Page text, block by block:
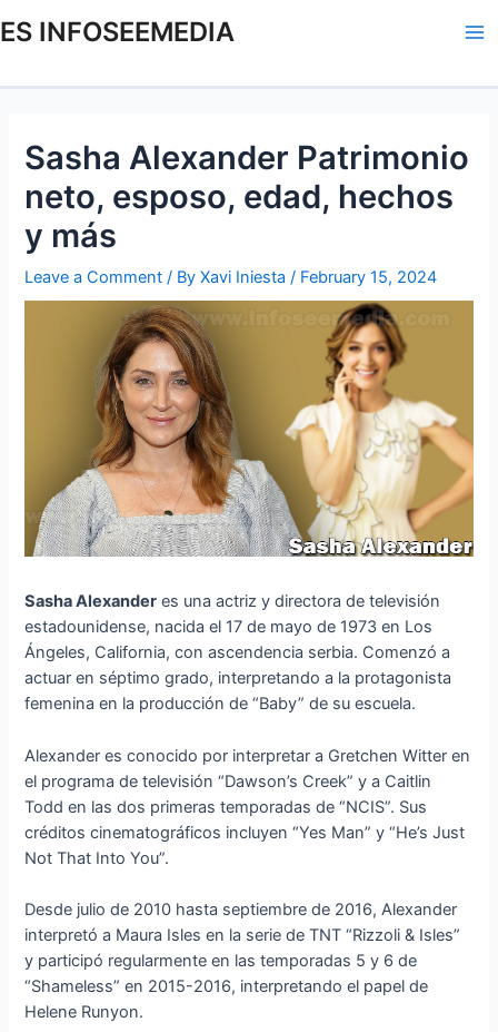
to
ES INFOSEEMEDIA
Sasha Alexander Patrimonio
neto, esposo, edad, hechos
y más
Leave a Comment / ByXavi Iniesta/ February 15, 2024
Sasha Alexander es una actriz y directora de televisión
estadounidense, nacida el 17 de mayo de 1973 en Los
Ángeles, California, con ascendencia serbia. Comenzó a
actuar en séptimo grado, interpretando a la protagonista
femenina en la producción de “Baby” de su escuela.
Alexander es conocido por interpretar a Gretchen Witter en
el programa de televisión “Dawson’s Creek” y a Caitlin
Todd en las dos primeras temporadas de “NCIS”. Sus
créditos cinematográficos incluyen “Yes Man” y “He’s Just
Not That Into You”.
Desde julio de 2010 hasta septiembre de 2016, Alexander
interpretó a Maura Isles en la serie de TNT “Rizzoli & Isles”
y participó regularmente en las temporadas 5 y 6 de
“Shameless” en 2015-2016, interpretando el papel de
Helene Runyon.
navigation